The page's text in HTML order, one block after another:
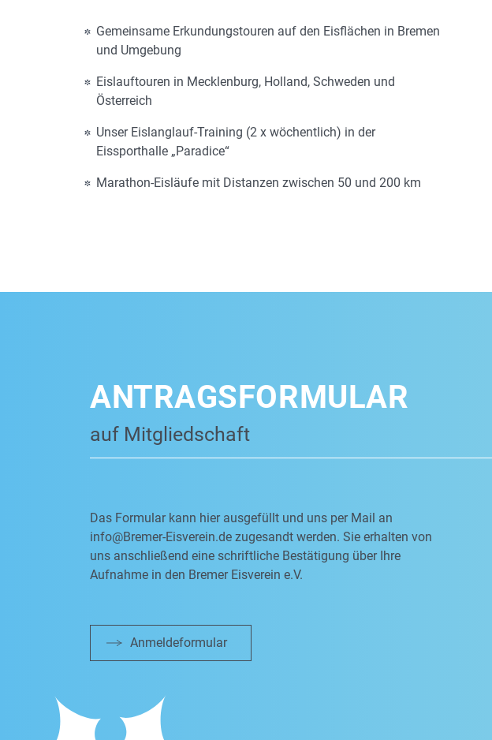
Gemeinsame Erkundungstouren auf den Eisflächen in Bremen
und Umgebung
Eislauftouren in Mecklenburg, Holland, Schweden und
Österreich
Unser Eislanglauf-Training (2 x wöchentlich) in der
Eissporthalle „Paradice“
Marathon-Eisläufe mit Distanzen zwischen 50 und 200 km
ANTRAGSFORMULAR
auf Mitgliedschaft
Das Formular kann hier ausgefüllt und uns per Mail an
info@Bremer-Eisverein.dezugesandt werden. Sie erhalten von
uns anschließend eine schriftliche Bestätigung über Ihre
Aufnahme in den Bremer Eisverein e.V.
Anmeldeformular